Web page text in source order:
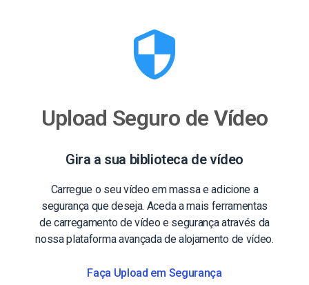
Upload Seguro de Vídeo
Gira a sua biblioteca de vídeo
Carregue o seu vídeo em massa e adicione a
segurança que deseja. Aceda a mais ferramentas
de carregamento de vídeo e segurança através da
nossa plataforma avançada de alojamento de vídeo.
Faça Upload em Segurança